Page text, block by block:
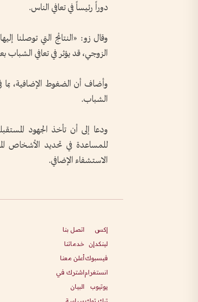
دوراً رئيساً في تعافي الناس.
وقال زو: «النتائج التي توصلنا
الزوجي، قد يؤثر في تعافي الشباب
وأضاف أن الضغوط الإضافية، بما
الشباب.
ودعا إلى أن تأخذ الجهود
للمساعدة في تحديد الأشخاص
الاستشفاء الإضافي.
إكس
لينكدإن
فيسبوك
انستغرام
يوتيوب
اتصل بنا
خدماتنا
أعلن معنا
اشترك في
البيان